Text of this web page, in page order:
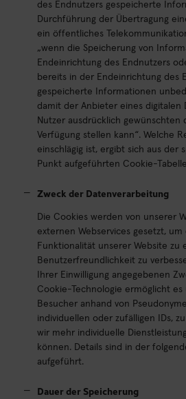
des Endnutzers gespeicherte
Durchführung der Übertragung
ein öffentliches
„wenn die Speicherung von
Endeinrichtung des Endnutzers
bereits in der Endeinrichtung des
gespeicherte Informationen
damit der Anbieter eines digitalen
Nutzer ausdrücklich gewünschten
Verfügung stellen kann“. Welche
einschlägig ist, ergibt sich aus der
Punkt aufgeführten Cookie-
Zweck der Datenverarbeitung
Die Cookies werden von unserer
externen Webservices gesetzt, um
Funktionalität unserer Website zu
Benutzerfreundlichkeit zu
Ihrer Einwilligung angegebenen
Cookie-Technologie ermöglicht es
Besucher anhand von
individuellen oder zufälligen IDs,
wir mehr individuelle
können. Details sind in der
aufgeführt.
Dauer der Speicherung